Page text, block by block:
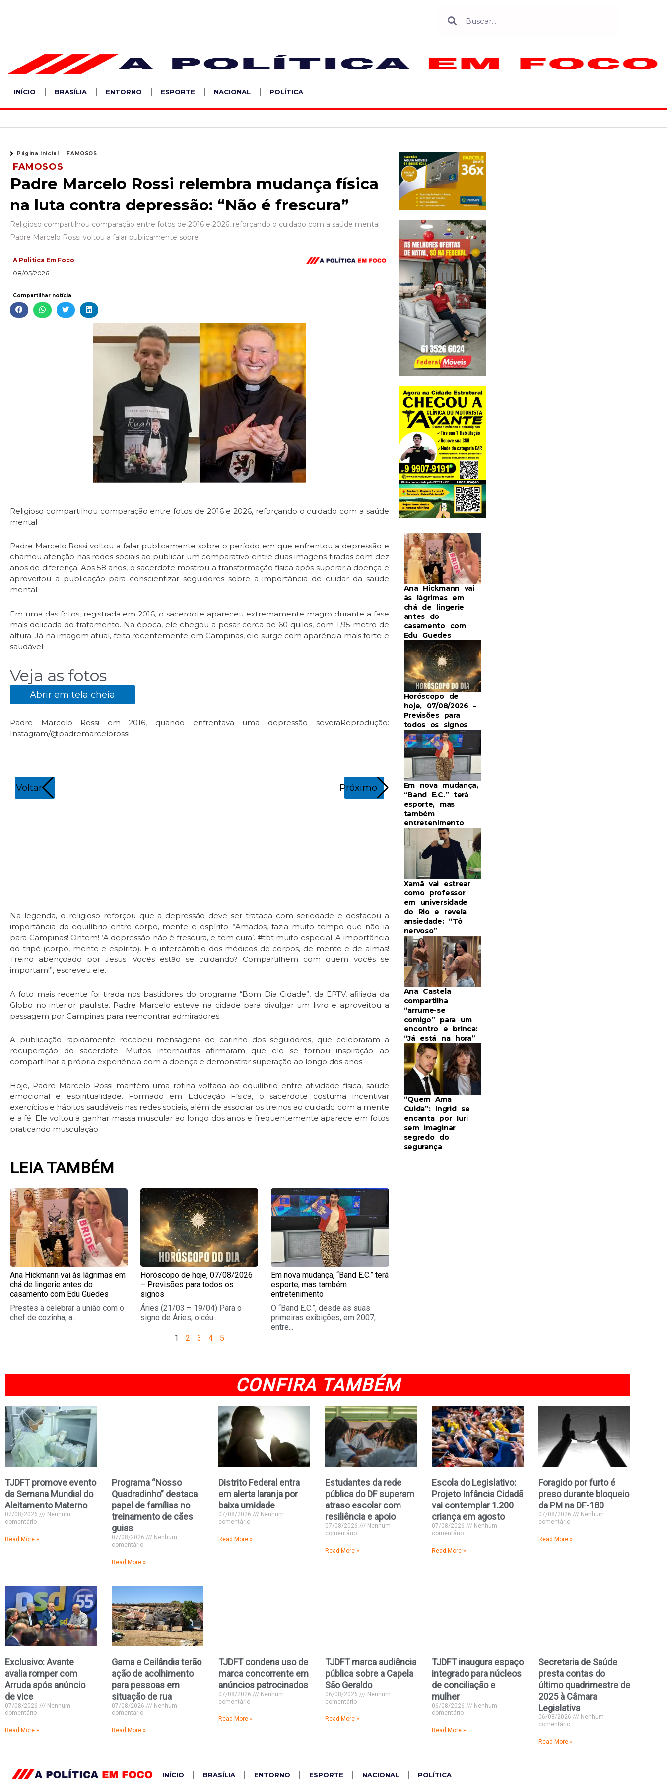
INÍCIO BRASÍLIA ENTORNO ESPORTE NACIONAL POLÍTICA
Página inicial FAMOSOS
FAMOSOS
Padre Marcelo Rossi relembra mudança física
na luta contra depressão: “Não é frescura”
Religioso compartilhou comparação entre fotos de 2016 e 2026, reforçando o cuidado com a saúde mental
Padre Marcelo Rossi voltou a falar publicamente sobre
A Politica Em Foco
08/05/2026
Compartilhar notícia
Religioso compartilhou comparação entre fotos de 2016 e 2026, reforçando o cuidado com a saúde
mental
Padre Marcelo Rossi voltou a falar publicamente sobre o período em que enfrentou a depressão e
chamou atenção nas redes sociais ao publicar um comparativo entre duas imagens tiradas com dez
anos de diferença. Aos 58 anos, o sacerdote mostrou a transformação física após superar a doença e
aproveitou a publicação para conscientizar seguidores sobre a importância de cuidar da saúde
mental.
Em uma das fotos, registrada em 2016, o sacerdote apareceu extremamente magro durante a fase
mais delicada do tratamento. Na época, ele chegou a pesar cerca de 60 quilos, com 1,95 metro de
altura. Já na imagem atual, feita recentemente em Campinas, ele surge com aparência mais forte e
saudável.
Veja as fotos
Abrir em tela cheia
Padre Marcelo Rossi em 2016, quando enfrentava uma depressão severaReprodução:
Instagram/@padremarcelorossi
Padre Marcelo Rossi compartilhou foto atual, com
Instagram/@padremarcelorossi
Voltar Próximo
Na legenda, o religioso reforçou que a depressão deve ser tratada com seriedade e destacou a
importância do equilíbrio entre corpo, mente e espírito. “Amados, fazia muito tempo que não ia
para Campinas! Ontem! ‘A depressão não é frescura, e tem cura’. #tbt muito especial. A importância
do tripé (corpo, mente e espírito). E o intercâmbio dos médicos de corpos, de mente e de almas!
Treino abençoado por Jesus. Vocês estão se cuidando? Compartilhem com quem vocês se
importam!”, escreveu ele.
A foto mais recente foi tirada nos bastidores do programa “Bom Dia Cidade”, da EPTV, afiliada da
Globo no interior paulista. Padre Marcelo esteve na cidade para divulgar um livro e aproveitou a
passagem por Campinas para reencontrar admiradores.
A publicação rapidamente recebeu mensagens de carinho dos seguidores, que celebraram a
recuperação do sacerdote. Muitos internautas afirmaram que ele se tornou inspiração ao
compartilhar a própria experiência com a doença e demonstrar superação ao longo dos anos.
Hoje, Padre Marcelo Rossi mantém uma rotina voltada ao equilíbrio entre atividade física, saúde
emocional e espiritualidade. Formado em Educação Física, o sacerdote costuma incentivar
exercícios e hábitos saudáveis nas redes sociais, além de associar os treinos ao cuidado com a mente
e a fé. Ele voltou a ganhar massa muscular ao longo dos anos e frequentemente aparece em fotos
praticando musculação.
LEIA TAMBÉM
Ana Hickmann vai às lágrimas em
chá de lingerie antes do
casamento com Edu Guedes
Prestes a celebrar a união com o
chef de cozinha, a...
Horóscopo de hoje, 07/08/2026
– Previsões para todos os
signos
Áries (21/03 – 19/04) Para o
signo de Áries, o céu...
Em nova mudança, “Band E.C.” terá
esporte, mas também
entretenimento
O “Band E.C.”, desde as suas
primeiras exibições, em 2007,
entre...
Page
1
Page
2
Page
3
Page
4 5
Ana Hickmann vai
às lágrimas em
chá de lingerie
antes do
casamento com
Edu Guedes
Horóscopo de
hoje, 07/08/2026 –
Previsões para
todos os signos
Em nova mudança,
“Band E.C.” terá
esporte, mas
também
entretenimento
Xamã vai estrear
como professor
em universidade
do Rio e revela
ansiedade: “Tô
nervoso”
Ana Castela
compartilha
“arrume-se
comigo” para um
encontro e brinca:
“Já está na hora”
“Quem Ama
Cuida”: Ingrid se
encanta por Iuri
sem imaginar
segredo do
segurança
CONFIRA TAMBÉM
TJDFT promove evento
da Semana Mundial do
Aleitamento Materno
07/08/2026
Nenhum
comentário
Read More »
Programa “Nosso
Quadradinho” destaca
papel de famílias no
treinamento de cães
guias
07/08/2026
Nenhum
comentário
Read More »
Distrito Federal entra
em alerta laranja por
baixa umidade
07/08/2026
Nenhum
comentário
Read More »
Estudantes da rede
pública do DF superam
atraso escolar com
resiliência e apoio
07/08/2026
Nenhum
comentário
Read More »
Escola do Legislativo:
Projeto Infância Cidadã
vai contemplar 1.200
criança em agosto
07/08/2026
Nenhum
comentário
Read More »
Foragido por furto é
preso durante bloqueio
da PM na DF-180
07/08/2026
Nenhum
comentário
Read More »
Exclusivo: Avante
avalia romper com
Arruda após anúncio
de vice
07/08/2026
Nenhum
comentário
Read More »
Gama e Ceilândia terão
ação de acolhimento
para pessoas em
situação de rua
07/08/2026
Nenhum
comentário
Read More »
TJDFT condena uso de
marca concorrente em
anúncios patrocinados
07/08/2026
Nenhum
comentário
Read More »
TJDFT marca audiência
pública sobre a Capela
São Geraldo
06/08/2026
Nenhum
comentário
Read More »
TJDFT inaugura espaço
integrado para núcleos
de conciliação e
mulher
06/08/2026
Nenhum
comentário
Read More »
Secretaria de Saúde
presta contas do
último quadrimestre de
2025 à Câmara
Legislativa
06/08/2026
Nenhum
comentário
Read More »
INÍCIO BRASÍLIA ENTORNO ESPORTE NACIONAL POLÍTICA